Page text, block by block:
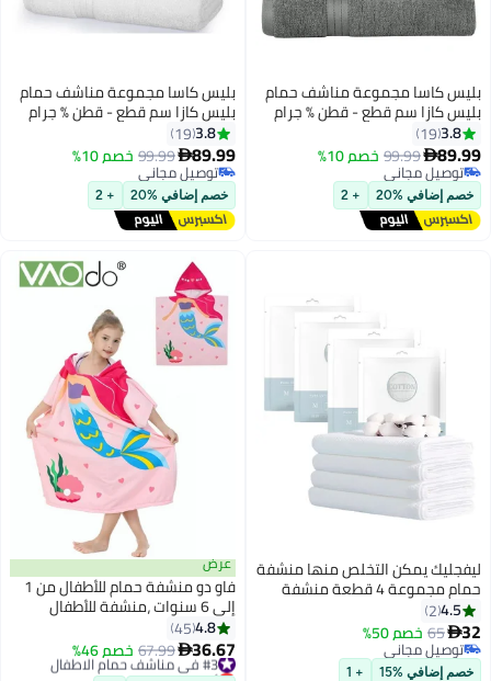
بليس كاسا مجموعة مناشف حمام
بليس كازا سم قطع - قطن % جرام
لكل متر مربع سريع الجفاف عالي
الامتصاص سميك بجودة فندقية
للحمام والسبا
3.8
19
89.99
99.99خصم 10%
توصيل مجاني
توصيل مجاني
خصم إضافي %20 + 2
بليس كاسا مجموعة مناشف حمام
بليس كازا سم قطع - قطن % جرام
لكل متر مربع سريع الجفاف عالي
الامتصاص سميك بجودة فندقية
للحمام والسبا
3.8
19
89.99
99.99خصم 10%
توصيل مجاني
توصيل مجاني
خصم إضافي %20 + 2
ليفجليك يمكن التخلص منها منشفة
حمام مجموعة 4 قطعة منشفة
حمام كبير و 4 قطعة منشفة المتاح
4.5
2
32
65 خصم 50%
توصيل مجاني
توصيل مجاني
خصم إضافي %15 + 1
عرض
فاو دو منشفة حمام للأطفال من 1
إلى 6 سنوات ،منشفة للأطفال
الصغار بغطاء للرأس ،منشفة حمام
من الألياف الدقيقة، رداء حمام فائق
النعومة ،رداء حمام بونشو للبنات
4.8
45
36.67
67.99خصم 46% #3 في مناشف حمام الاطفال
أقل سعر في 30 يوم